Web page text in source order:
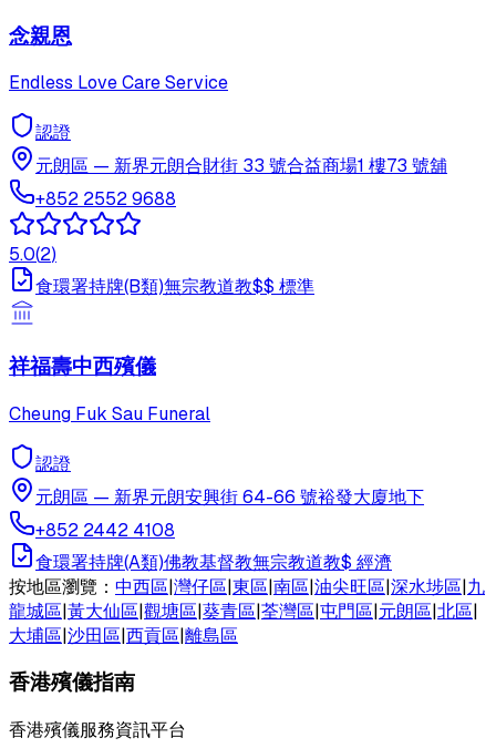
念親恩
Endless Love Care Service
認證
元朗區 — 新界元朗合財街 33 號合益商場1 樓73 號舖
+852 2552 9688
5.0(2)
食環署持牌(B類)無宗教道教$$ 標準
祥福壽中西殯儀
Cheung Fuk Sau Funeral
認證
元朗區 — 新界元朗安興街 64-66 號裕發大廈地下
+852 2442 4108
食環署持牌(A類)佛教基督教無宗教道教$ 經濟
按地區瀏覽： 中西區|灣仔區|東區|南區|油尖旺區|深水埗區|九
龍城區|黃大仙區|觀塘區|葵青區|荃灣區|屯門區|元朗區|北區|
大埔區|沙田區|西貢區|離島區
香港殯儀指南
香港殯儀服務資訊平台